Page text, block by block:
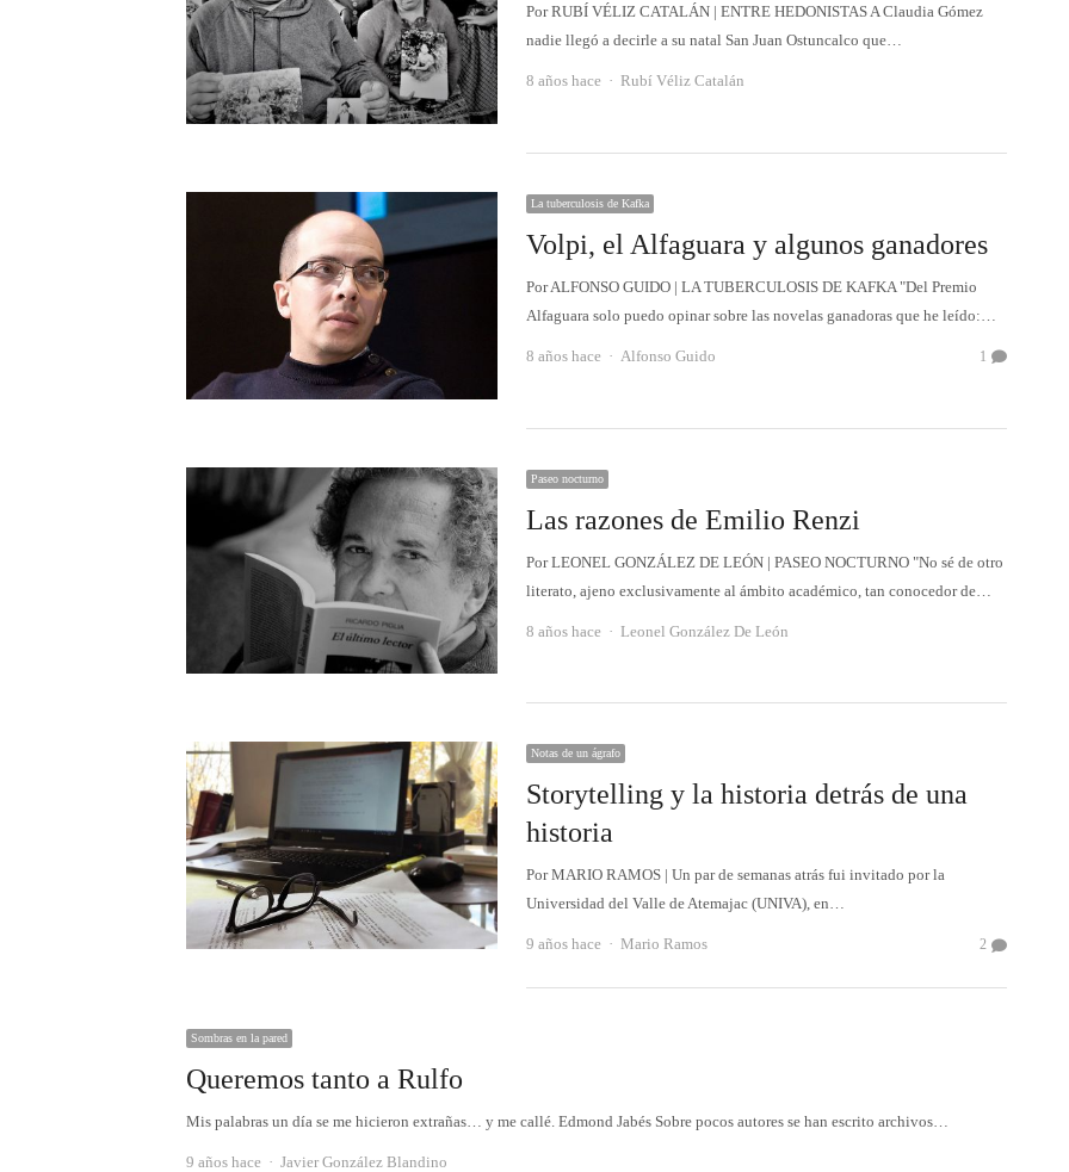
Por RUBÍ VÉLIZ CATALÁN | ENTRE HEDONISTAS A Claudia Gómez
nadie llegó a decirle a su natal San Juan Ostuncalco que…
8 años hace Autor
Rubí Véliz Catalán
La tuberculosis de Kafka
Volpi, el Alfaguara y algunos ganadores
Por ALFONSO GUIDO | LA TUBERCULOSIS DE KAFKA "Del Premio
Alfaguara solo puedo opinar sobre las novelas ganadoras que he leído:…
8 años hace Autor
Alfonso Guido 1
Paseo nocturno
Las razones de Emilio Renzi
Por LEONEL GONZÁLEZ DE LEÓN | PASEO NOCTURNO "No sé de otro
literato, ajeno exclusivamente al ámbito académico, tan conocedor de…
8 años hace Autor
Leonel González De León
Notas de un ágrafo
Storytelling y la historia detrás de una
historia
Por MARIO RAMOS | Un par de semanas atrás fui invitado por la
Universidad del Valle de Atemajac (UNIVA), en…
9 años hace Autor
Mario Ramos 2
Sombras en la pared
Queremos tanto a Rulfo
Mis palabras un día se me hicieron extrañas… y me callé. Edmond Jabés Sobre pocos autores se han escrito archivos…
9 años hace Autor
Javier González Blandino